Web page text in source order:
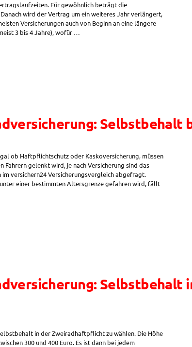
Für gewöhnlich beträgt die
wird der Vertrag um ein weiteres Jahr verlängert,
Versicherungen auch von Beginn an eine längere
3 bis 4 Jahre), wofür …
Selbstbehalt
ob Haftpflichtschutz oder Kaskoversicherung, müssen
Fahrern gelenkt wird, je nach Versicherung sind das
versichern24 Versicherungsvergleich abgefragt.
unter einer bestimmten Altersgrenze gefahren wird, fällt
Selbstbehalt
in der Zweiradhaftpflicht zu wählen. Die Höhe
300 und 400 Euro. Es ist dann bei jedem